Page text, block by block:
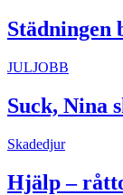
Städningen
JULJOBB
Suck, Nina
Skadedjur
Hjälp –